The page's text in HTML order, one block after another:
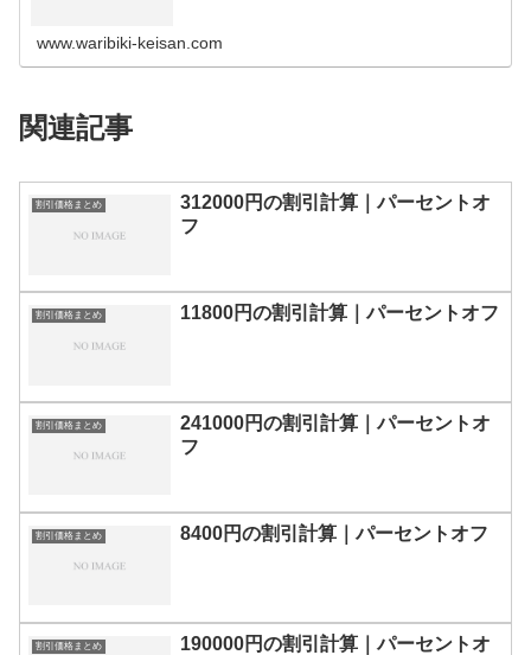
www.waribiki-keisan.com
関連記事
割引価格まとめ
312000円の割引計算｜パーセントオ
フ
割引価格まとめ 11800円の割引計算｜パーセントオフ
割引価格まとめ
241000円の割引計算｜パーセントオ
フ
割引価格まとめ 8400円の割引計算｜パーセントオフ
割引価格まとめ
190000円の割引計算｜パーセントオ